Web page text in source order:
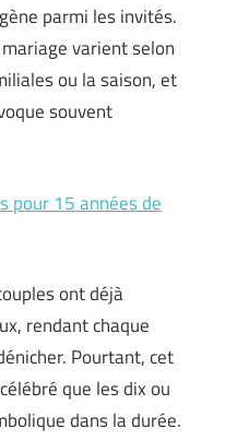
parmi les invités.
varient selon
ou la saison, et
souvent
pour 15 années de
ont déjà
rendant chaque
Pourtant, cet
que les dix ou
dans la durée.